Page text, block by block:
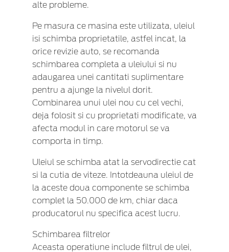
alte probleme.
Pe masura ce masina este utilizata, uleiul
isi schimba proprietatile, astfel incat, la
orice revizie auto, se recomanda
schimbarea completa a uleiului si nu
adaugarea unei cantitati suplimentare
pentru a ajunge la nivelul dorit.
Combinarea unui ulei nou cu cel vechi,
deja folosit si cu proprietati modificate, va
afecta modul in care motorul se va
comporta in timp.
Uleiul se schimba atat la servodirectie cat
si la cutia de viteze. Intotdeauna uleiul de
la aceste doua componente se schimba
complet la 50.000 de km, chiar daca
producatorul nu specifica acest lucru.
Schimbarea filtrelor
Aceasta operatiune include filtrul de ulei,